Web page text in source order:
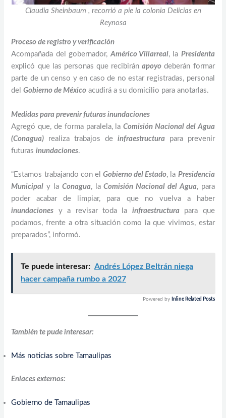
Claudia Sheinbaum , recorrió a pie la colonia Delicias en
Reynosa
Proceso de registro y verificación
Acompañada del gobernador,Américo Villarreal, la Presidenta
explicó que las personas que recibiránapoyo deberán formar
parte de un censo y en caso de no estar registradas, personal
delGobierno de México acudirá a su domicilio para anotarlas.
Medidas para prevenir futuras inundaciones
Agregó que, de forma paralela, laComisión Nacional del Agua
(Conagua) realiza trabajos de infraestructurapara prevenir
futurasinundaciones.
“Estamos trabajando con el Gobierno del Estado, la Presidencia
Municipal y la Conagua, laComisión Nacional del Agua, para
poder acabar de limpiar, para que no vuelva a haber
inundaciones y a revisar toda la infraestructurapara que
podamos, frente a otra situación como la que vivimos, estar
preparados”, informó.
Te puede interesar: Andrés López Beltrán niega
hacer campaña rumbo a 2027
Powered by Inline Related Posts
También te pude interesar:
Más noticias sobre Tamaulipas
Enlaces externos:
Gobierno de Tamaulipas